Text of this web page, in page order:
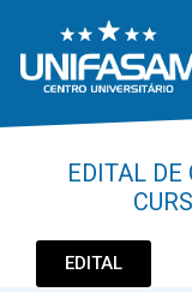
EDITAL DE
EDITAL